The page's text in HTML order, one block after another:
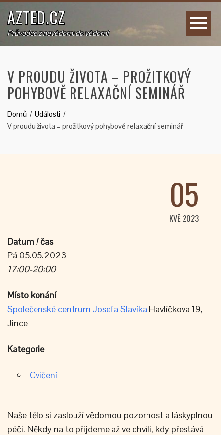
AZTED.CZ
Průvodce z nevědomí do vědomí
V PROUDU ŽIVOTA – PROŽITKOVÝ
POHYBOVĚ RELAXAČNÍ SEMINÁŘ
Domů
Události
V proudu života – prožitkový pohybově relaxační seminář
05
KVĚ 2023
Datum / čas
Pá 05.05.2023
17:00-20:00
Místo konání
Společenské centrum Josefa Slavíka Havlíčkova 19,
Jince
Kategorie
Cvičení
Naše tělo si zaslouží vědomou pozornost a láskyplnou
péči. Někdy na to přijdeme až ve chvíli, kdy přestává